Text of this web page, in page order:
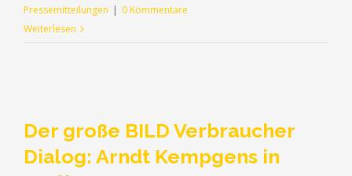
Pressemitteilungen | 0 Kommentare
Weiterlesen
Der große BILD Verbraucher
Dialog: Arndt Kempgens in